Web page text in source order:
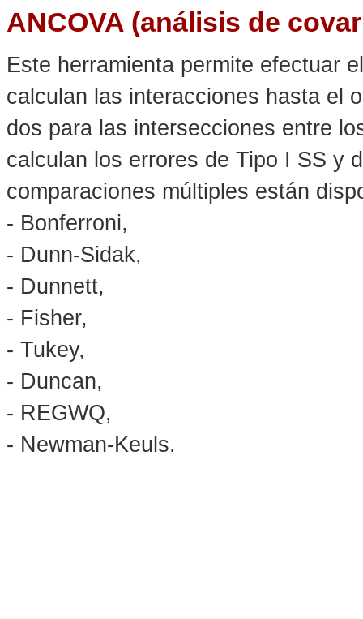
ANCOVA (análisis de
Este herramienta permite efectuar
calculan las interacciones hasta el
dos para las intersecciones entre
calculan los errores de Tipo I SS y
comparaciones múltiples están
- Bonferroni,
- Dunn-Sidak,
- Dunnett,
- Fisher,
- Tukey,
- Duncan,
- REGWQ,
- Newman-Keuls.